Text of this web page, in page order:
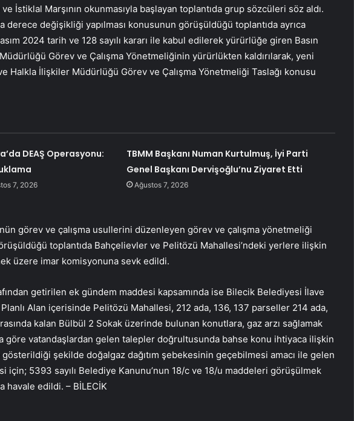
İstiklal Marşının okunmasıyla başlayan toplantıda grup sözcüleri söz aldı.
derece değişikliği yapılması konusunun görüşüldüğü toplantıda ayrıca
2024 tarih ve 128 sayılı kararı ile kabul edilerek yürürlüğe giren Basın
Görev ve Çalışma Yönetmeliğinin yürürlükten kaldırılarak, yeni
ve Halkla İlişkiler Müdürlüğü Görev ve Çalışma Yönetmeliği Taslağı konusu
DEAŞ Operasyonu:
7, 2026
TBMM Başkanı Numan Kurtulmuş, İyi Parti
Genel Başkanı Dervişoğlu’nu Ziyaret Etti
Ağustos 7, 2026
görev ve çalışma usullerini düzenleyen görev ve çalışma yönetmeliği
toplantıda Bahçelievler ve Pelitözü Mahallesi’ndeki yerlere ilişkin
üzere imar komisyonuna sevk edildi.
getirilen ek gündem maddesi kapsamında ise Bilecik Belediyesi İlave
Alan içerisinde Pelitözü Mahallesi, 212 ada, 136, 137 parseller 214 ada,
kalan Bülbül 2 Sokak üzerinde bulunan konutlara, gaz arzı sağlamak
göre vatandaşlardan gelen talepler doğrultusunda bahse konu ihtiyaca ilişkin
şekilde doğalgaz dağıtım şebekesinin geçebilmesi amacı ile gelen
için; 5393 sayılı Belediye Kanunu’nun 18/c ve 18/u maddeleri görüşülmek
havale edildi. – BİLECİK